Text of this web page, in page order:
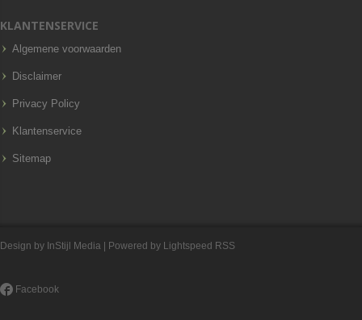
KLANTENSERVICE
Algemene voorwaarden
Disclaimer
Privacy Policy
Klantenservice
Sitemap
Design by InStijl Media | Powered by Lightspeed RSS
Facebook